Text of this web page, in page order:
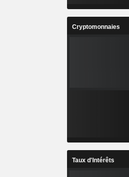
Cryptomonnaies
Taux d'Intérêts